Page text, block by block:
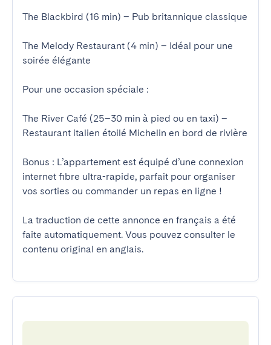
The Blackbird (16 min) – Pub britannique classique
The Melody Restaurant (4 min) – Idéal pour une
soirée élégante
Pour une occasion spéciale :
The River Café (25–30 min à pied ou en taxi) –
Restaurant italien étoilé Michelin en bord de rivière
Bonus : L’appartement est équipé d’une connexion
internet fibre ultra-rapide, parfait pour organiser
vos sorties ou commander un repas en ligne !
La traduction de cette annonce en français a été
faite automatiquement. Vous pouvez consulter le
contenu original en anglais.